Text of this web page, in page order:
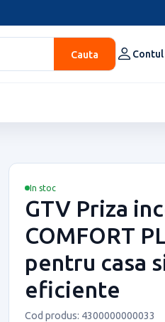
Cauta Contul
In stoc
GTV Priza
COMFORT
pentru casa
eficiente
Cod produs: 4300000000033